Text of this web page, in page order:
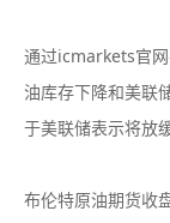
通过icmarkets官
油库存下降和美联
于美联储表示将放
布伦特原油期货收